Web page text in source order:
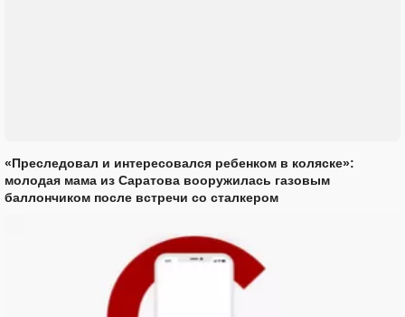
«Преследовал и интересовался ребенком в коляске»:
молодая мама из Саратова вооружилась газовым
баллончиком после встречи со сталкером